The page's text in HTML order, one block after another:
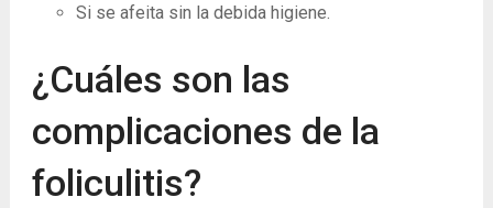
Si se afeita sin la debida higiene.
¿Cuáles son las
complicaciones de la
foliculitis?